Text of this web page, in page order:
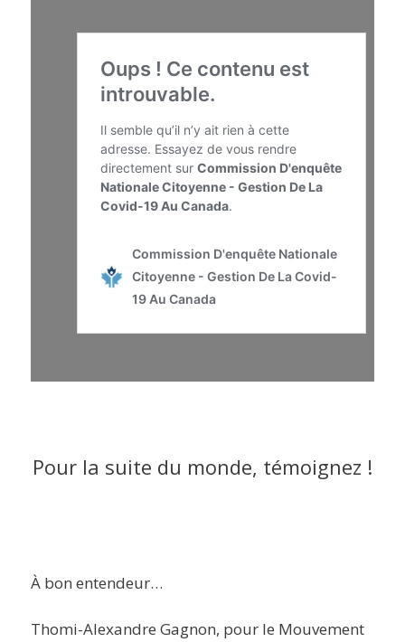
Pour la suite du monde, témoignez !
À bon entendeur…
Thomi-Alexandre Gagnon, pour le Mouvement